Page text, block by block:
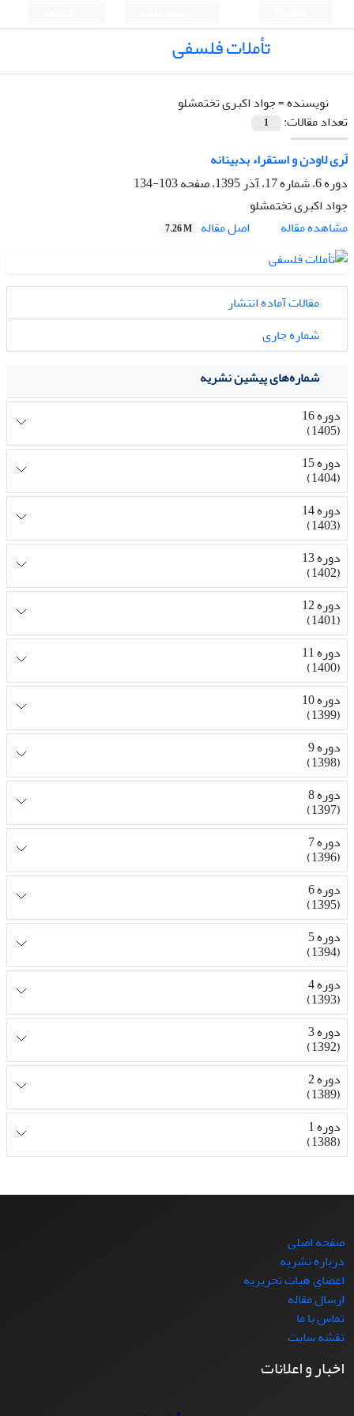
تأملات فلسفی
نویسنده =جواد اکبری تختمشلو
تعداد مقالات:
1
لَری لاودن و استقراء بدبینانه
دوره 6، شماره 17، آذر 1395، صفحه
103-134
جواد اکبری تختمشلو
مشاهده مقاله
اصل مقاله 7.26 M
مقالات آماده انتشار
شماره جاری
شماره‌های پیشین نشریه
دوره 16
(1405)
دوره 15
(1404)
دوره 14
(1403)
دوره 13
(1402)
دوره 12
(1401)
دوره 11
(1400)
دوره 10
(1399)
دوره 9
(1398)
دوره 8
(1397)
دوره 7
(1396)
دوره 6
(1395)
دوره 5
(1394)
دوره 4
(1393)
دوره 3
(1392)
دوره 2
(1389)
دوره 1
(1388)
صفحه اصلی
درباره نشریه
اعضای هیات تحریریه
ارسال مقاله
تماس با ما
نقشه سایت
اخبار و اعلانات